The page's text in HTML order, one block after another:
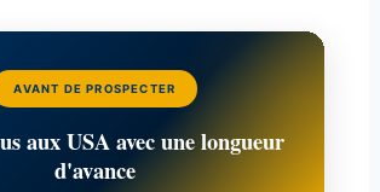
AVANT DE PROSPECTER
aux USA avec une longueur
d'avance